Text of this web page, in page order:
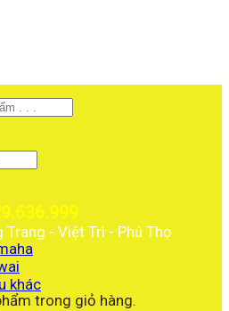
Trang - Việt Trì - Phú Thọ
trong giỏ hàng.
khác